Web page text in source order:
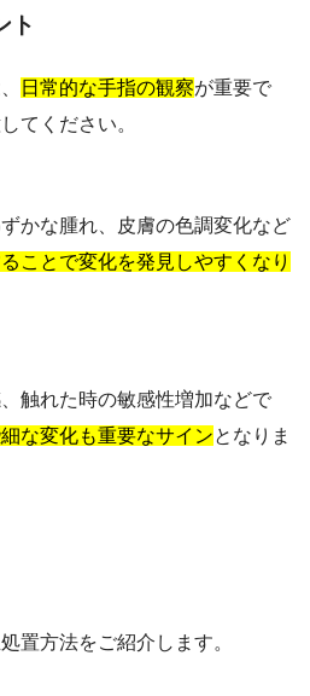
ト
日常的な手指の観察が重要で
てください。
かな腫れ、皮膚の色調変化など
ことで変化を発見しやすくなり
触れた時の敏感性増加などで
な変化も重要なサインとなりま
置方法をご紹介します。